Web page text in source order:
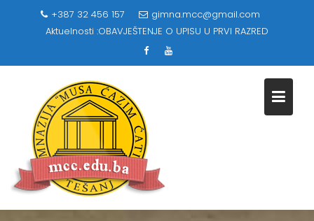
+387 32 456 157
gimna.mcc@gmail.com
Aktuelnosti :OBAVJEŠTENJE O UPISU U PRVI RAZRED